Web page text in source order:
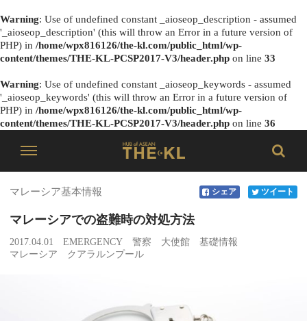
Warning: Use of undefined constant _aioseop_description - assumed
'_aioseop_description' (this will throw an Error in a future version of
PHP) in /home/wpx816126/the-kl.com/public_html/wp-
content/themes/THE-KL-PCSP2017-V3/header.php on line 33
Warning: Use of undefined constant _aioseop_keywords - assumed
'_aioseop_keywords' (this will throw an Error in a future version of
PHP) in /home/wpx816126/the-kl.com/public_html/wp-
content/themes/THE-KL-PCSP2017-V3/header.php on line 36
マレーシア基本情報 シェア ツイート
マレーシアでの盗難時の対処方法
2017.04.01 EMERGENCY 警察 大使館
基礎情報
マレーシア
クアラルンプール